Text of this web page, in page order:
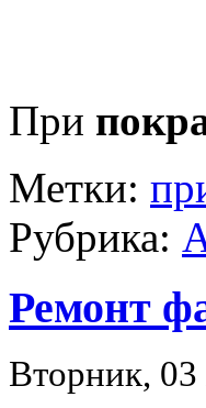
При
Метки:
Рубрика:
Ремонт
Вторник,